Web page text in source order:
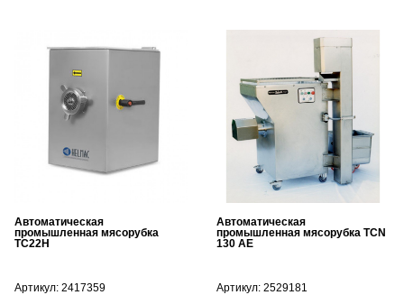
Автоматическая
промышленная мясорубка
TC22H
Артикул: 2417359
Автоматическая
промышленная мясорубка TCN
130 AE
Артикул: 2529181